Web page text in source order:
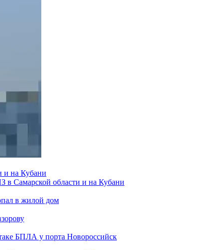
и на Кубани
в Самарской области и на Кубани
в жилой дом
БПЛА у порта Новороссийск